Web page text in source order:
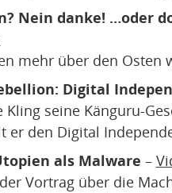
Nein danke! …oder
mehr über den Osten
Digital
Kling seine Känguru-
er den Digital
als Malware –
Vortrag über die